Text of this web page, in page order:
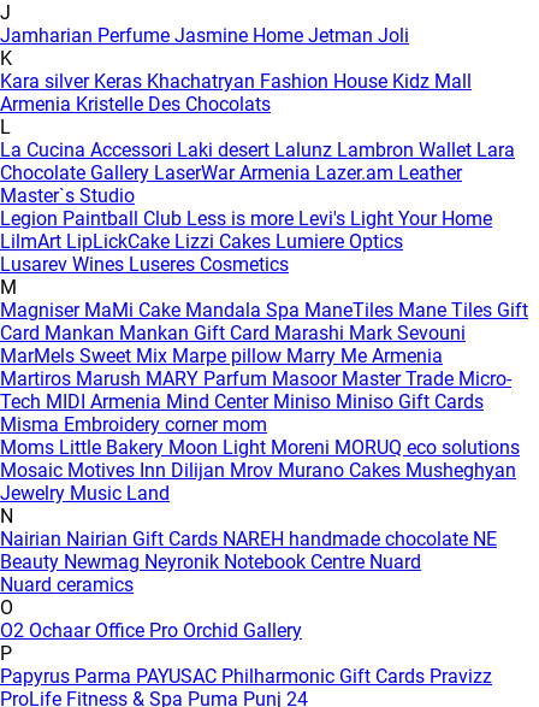
J
Jamharian Perfume Jasmine Home Jetman Joli
K
Kara silver Keras Khachatryan Fashion House Kidz Mall
Armenia Kristelle Des Chocolats
L
La Cucina Accessori Laki desert Lalunz Lambron Wallet Lara
Chocolate Gallery LaserWar Armenia Lazer.am Leather
Master`s Studio
Legion Paintball Club Less is more Levi's Light Your Home
LilmArt LipLickCake Lizzi Cakes Lumiere Optics
Lusarev Wines Luseres Cosmetics
M
Magniser MaMi Cake Mandala Spa ManeTiles Mane Tiles Gift
Card Mankan Mankan Gift Card Marashi Mark Sevouni
MarMels Sweet Mix Marpe pillow Marry Me Armenia
Martiros Marush MARY Parfum Masoor Master Trade Micro-
Tech MIDI Armenia Mind Center Miniso Miniso Gift Cards
Misma Embroidery corner mom
Moms Little Bakery Moon Light Moreni MORUQ eco solutions
Mosaic Motives Inn Dilijan Mrov Murano Cakes Musheghyan
Jewelry Music Land
N
Nairian Nairian Gift Cards NAREH handmade chocolate NE
Beauty Newmag Neyronik Notebook Centre Nuard
Nuard ceramics
O
O2 Ochaar Office Pro Orchid Gallery
P
Papyrus Parma PAYUSAC Philharmonic Gift Cards Pravizz
ProLife Fitness & Spa Puma Punj 24